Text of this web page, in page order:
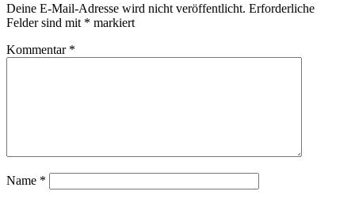
Deine E-Mail-Adresse wird nicht veröffentlicht. Erforderliche
Felder sind mit * markiert
Kommentar *
Name *